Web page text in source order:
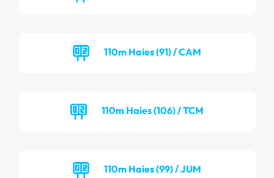
110m Haies (91) / CAM
110m Haies (106) / TCM
110m Haies (99) / JUM